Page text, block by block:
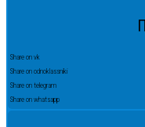
Share on vk
Share on odnoklassniki
Share on telegram
Share on whatsapp